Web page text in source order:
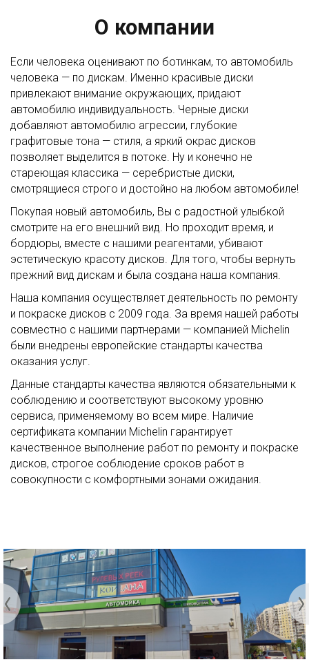
О компании
Если человека оценивают по ботинкам, то автомобиль
человека — по дискам. Именно красивые диски
привлекают внимание окружающих, придают
автомобилю индивидуальность. Черные диски
добавляют автомобилю агрессии, глубокие
графитовые тона — стиля, а яркий окрас дисков
позволяет выделится в потоке. Ну и конечно не
стареющая классика — серебристые диски,
смотрящиеся строго и достойно на любом автомобиле!
Покупая новый автомобиль, Вы с радостной улыбкой
смотрите на его внешний вид. Но проходит время, и
бордюры, вместе с нашими реагентами, убивают
эстетическую красоту дисков. Для того, чтобы вернуть
прежний вид дискам и была создана наша компания.
Наша компания осуществляет деятельность по ремонту
и покраске дисков с 2009 года. За время нашей работы
совместно с нашими партнерами — компанией Michelin
были внедрены европейские стандарты качества
оказания услуг.
Данные стандарты качества являются обязательными к
соблюдению и соответствуют высокому уровню
сервиса, применяемому во всем мире. Наличие
сертификата компании Michelin гарантирует
качественное выполнение работ по ремонту и покраске
дисков, строгое соблюдение сроков работ в
совокупности с комфортными зонами ожидания.